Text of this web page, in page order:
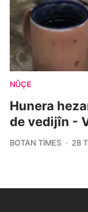
NÛÇE
Hunera
de vedijîn -
BOTAN TIMES 28